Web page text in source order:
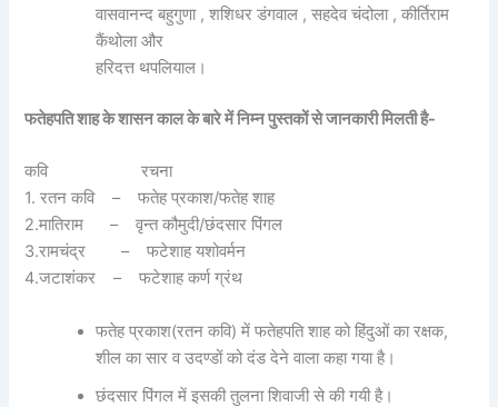
वासवानन्द बहुगुणा , शशिधर डंगवाल , सहदेव चंदोला , कीर्तिराम
कैंथोला और
हरिदत्त थपलियाल।
फतेहपति शाह के शासन काल के बारे में निम्न पुस्तकों से जानकारी मिलती है-
कवि रचना
1. रतन कवि – फतेह प्रकाश/फतेह शाह
2.मातिराम – वृन्त कौमुदी/छंदसार पिंगल
3.रामचंद्र – फटेशाह यशोवर्मन
4.जटाशंकर – फटेशाह कर्ण ग्रंथ
फतेह प्रकाश(रतन कवि) में फतेहपति शाह को हिंदुओं का रक्षक,
शील का सार व उदण्डों को दंड देने वाला कहा गया है।
छंदसार पिंगल में इसकी तुलना शिवाजी से की गयी है।